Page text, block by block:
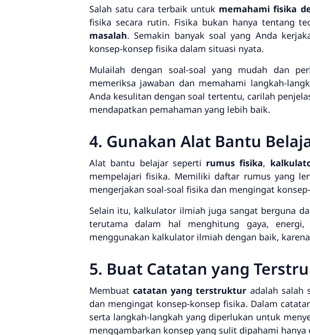
Salah satu cara terbaik untuk memahami fisika
fisika secara rutin. Fisika bukan hanya tentang
masalah. Semakin banyak soal yang Anda
konsep-konsep fisika dalam situasi nyata.
Mulailah dengan soal-soal yang mudah dan
memeriksa jawaban dan memahami langkah-
Anda kesulitan dengan soal tertentu, carilah
mendapatkan pemahaman yang lebih baik.
4. Gunakan Alat Bantu
Alat bantu belajar seperti rumus fisika,
mempelajari fisika. Memiliki daftar rumus yang
mengerjakan soal-soal fisika dan mengingat
Selain itu, kalkulator ilmiah juga sangat berguna
terutama dalam hal menghitung gaya,
menggunakan kalkulator ilmiah dengan baik,
5. Buat Catatan yang
Membuatcatatan yang terstruktur adalah salah
dan mengingat konsep-konsep fisika. Dalam
serta langkah-langkah yang diperlukan untuk
menggambarkan konsep yang sulit dipahami hanya